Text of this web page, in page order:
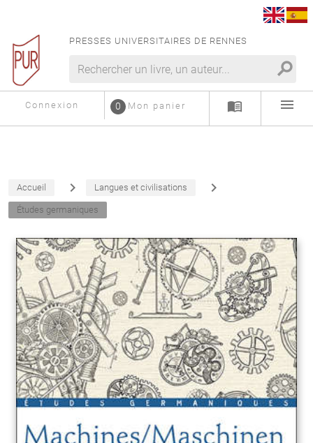
PRESSES UNIVERSITAIRES DE RENNES
search
Connexion Mon panier
0 menu_book menu
Accueil navigate_next Langues et civilisations navigate_next
Études germaniques